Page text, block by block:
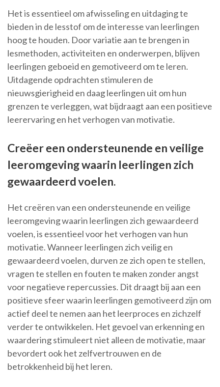
Het is essentieel om afwisseling en uitdaging te
bieden in de lesstof om de interesse van leerlingen
hoog te houden. Door variatie aan te brengen in
lesmethoden, activiteiten en onderwerpen, blijven
leerlingen geboeid en gemotiveerd om te leren.
Uitdagende opdrachten stimuleren de
nieuwsgierigheid en daag leerlingen uit om hun
grenzen te verleggen, wat bijdraagt aan een positieve
leerervaring en het verhogen van motivatie.
Creëer een ondersteunende en veilige
leeromgeving waarin leerlingen zich
gewaardeerd voelen.
Het creëren van een ondersteunende en veilige
leeromgeving waarin leerlingen zich gewaardeerd
voelen, is essentieel voor het verhogen van hun
motivatie. Wanneer leerlingen zich veilig en
gewaardeerd voelen, durven ze zich open te stellen,
vragen te stellen en fouten te maken zonder angst
voor negatieve repercussies. Dit draagt bij aan een
positieve sfeer waarin leerlingen gemotiveerd zijn om
actief deel te nemen aan het leerproces en zichzelf
verder te ontwikkelen. Het gevoel van erkenning en
waardering stimuleert niet alleen de motivatie, maar
bevordert ook het zelfvertrouwen en de
betrokkenheid bij het leren.